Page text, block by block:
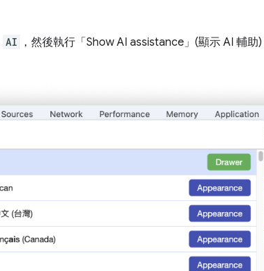
AI ，然後執行「Show AI assistance」(顯示 AI 輔助)